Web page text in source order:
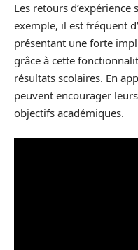
Les retours
exemple, il est fréquent
présentant une forte
grâce à cette
résultats scolaires. En
peuvent encourager
objectifs académiques.